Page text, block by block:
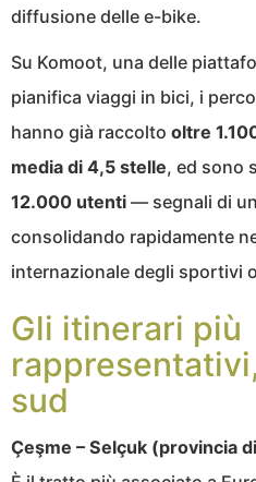
diffusione delle e-bike.
Su Komoot, una delle
pianifica viaggi in bici, i
hanno già raccolto oltre
media di 4,5 stelle, ed sono
12.000 utenti — segnali di
consolidando rapidamente
internazionale degli sportivi
Gli itinerari più
sud
Çeşme – Selçuk (provincia